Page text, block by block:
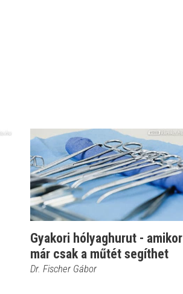
Gyakori hólyaghurut - amikor
már csak a műtét segíthet
Dr. Fischer Gábor